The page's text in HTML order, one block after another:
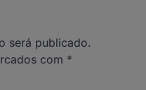
será publicado.
com *